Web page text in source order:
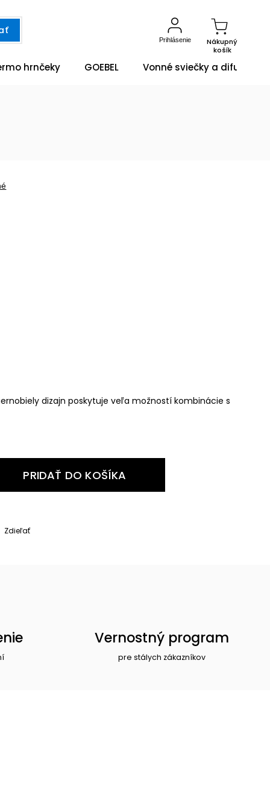
Nákupný
košík
Prihlásenie
hrnčeky GOEBEL Vonné sviečky a difuzéry
dizajn poskytuje veľa možností kombinácie s
PRIDAŤ DO KOŠÍKA
Zdieľať
Vernostný program
pre stálych zákazníkov